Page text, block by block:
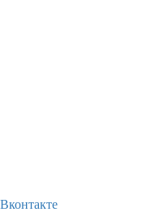
Вконтакте